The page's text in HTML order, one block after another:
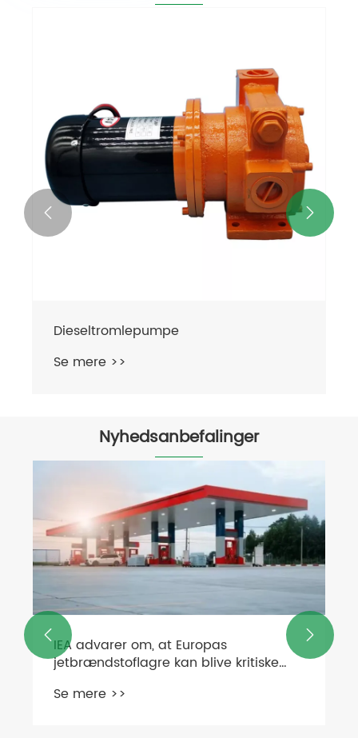
Dieseltromlepumpe
Se mere >>
 
Nyhedsanbefalinger
IEA advarer om, at Europas
jetbrændstoflagre kan blive kritiske
Se mere >>
 